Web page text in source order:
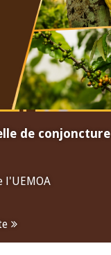
de conjoncture
l'UEMOA